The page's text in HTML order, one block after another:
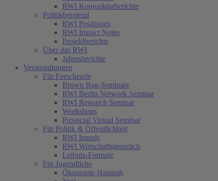
RWI Konjunkturberichte
Politikberatend
RWI Positionen
RWI Impact Notes
Projektberichte
Über das RWI
Jahresberichte
Veranstaltungen
Für Forschende
Brown Bag-Seminare
RWI Berlin Network Seminar
RWI Research Seminar
Workshops
Prosocial Virtual Seminar
Für Politik & Öffentlichkeit
RWI Impuls
RWI Wirtschaftsgespräch
Leibniz-Formate
Für Jugendliche
Ökonomie Hautnah